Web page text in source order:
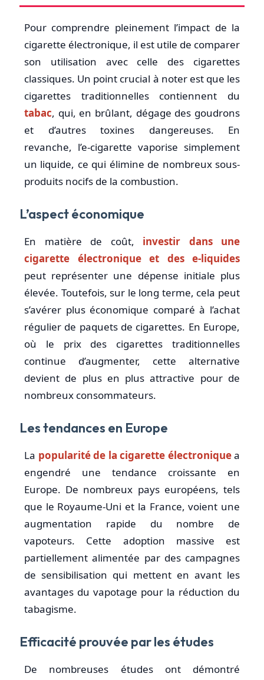
Pour comprendre pleinement l’impact de la
cigarette électronique, il est utile de comparer
son utilisation avec celle des cigarettes
classiques. Un point crucial à noter est que les
cigarettes traditionnelles contiennent du
tabac, qui, en brûlant, dégage des goudrons
et d’autres toxines dangereuses. En
revanche, l’e-cigarette vaporise simplement
un liquide, ce qui élimine de nombreux sous-
produits nocifs de la combustion.
L’aspect économique
En matière de coût, investir dans une
cigarette électronique et des e-liquides
peut représenter une dépense initiale plus
élevée. Toutefois, sur le long terme, cela peut
s’avérer plus économique comparé à l’achat
régulier de paquets de cigarettes. En Europe,
où le prix des cigarettes traditionnelles
continue d’augmenter, cette alternative
devient de plus en plus attractive pour de
nombreux consommateurs.
Les tendances en Europe
La popularité de la cigarette électroniquea
engendré une tendance croissante en
Europe. De nombreux pays européens, tels
que le Royaume-Uni et la France, voient une
augmentation rapide du nombre de
vapoteurs. Cette adoption massive est
partiellement alimentée par des campagnes
de sensibilisation qui mettent en avant les
avantages du vapotage pour la réduction du
tabagisme.
Efficacité prouvée par les études
De nombreuses études ont démontré